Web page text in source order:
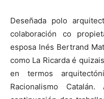
Deseñada polo
colaboración co
esposa Inés Bertrand
como La Ricarda é
en termos
Racionalismo